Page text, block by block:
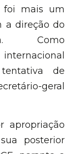
foi mais um
a direção do
Como
de
geral
apropriação
posterior